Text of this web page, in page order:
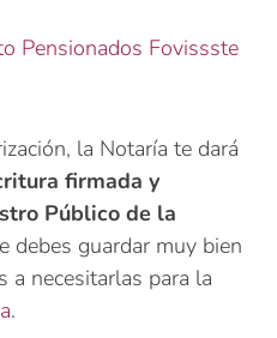
Pensionados Fovissste
la Notaría te dará
firmada y
Público de la
debes guardar muy bien
a necesitarlas para la
.